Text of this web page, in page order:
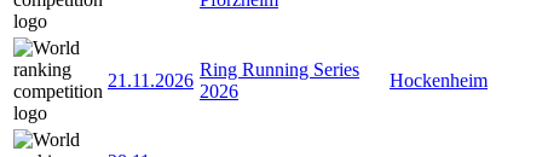
21.11.2026
Ring Running Series
2026
Hockenheim